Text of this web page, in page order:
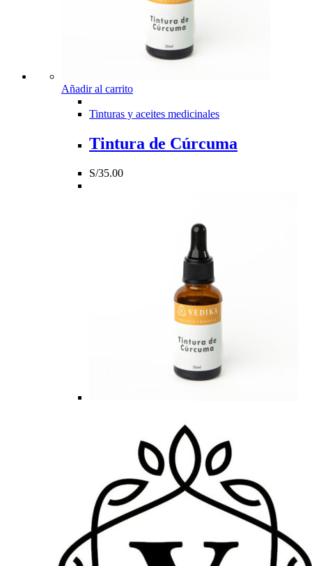
Añadir al carrito
Tinturas y aceites medicinales
Tintura de Cúrcuma
S/35.00